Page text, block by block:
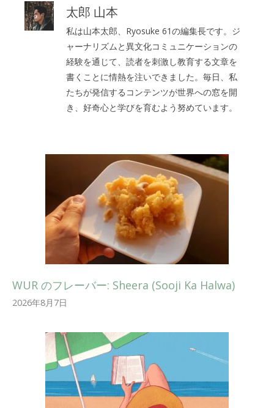
太郎 山本
私は山本太郎、Ryosuke 61の編集長です。ジ
ャーナリズムと異文化コミュニケーションの
経験を通じて、読者を刺激し教育する文章を
書くことに情熱を注いできました。毎日、私
たちが発信するコンテンツが世界への窓を開
き、好奇心と学びを育むよう努めています。
WUR のフレーバー: Sheera (Sooji Ka Halwa)
2026年8月7日